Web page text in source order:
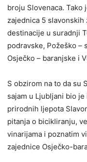
broju Slovenaca. Tako
zajednica 5
destinacije u suradnji
podravske, Požeško –
Osječko – baranjske i
S obzirom na to da su
sajam u Ljubljani bio
prirodnih ljepota
pitanja o bicikliranju,
vinarijama i poznatim
zajednice Osječko-